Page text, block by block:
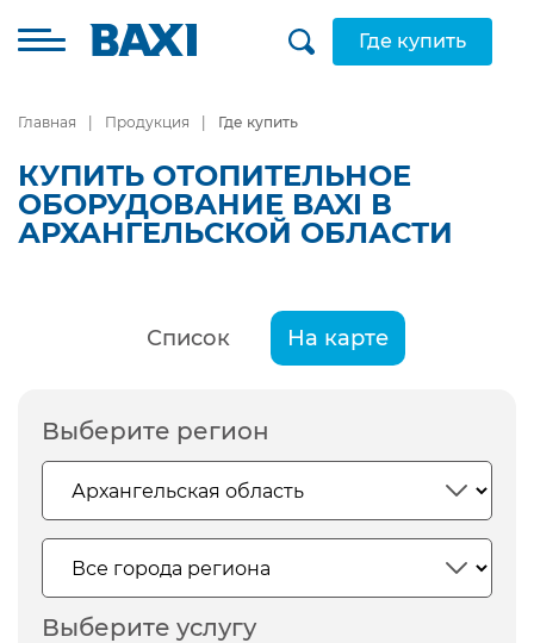
Где купить
Главная Продукция Где купить
КУПИТЬ ОТОПИТЕЛЬНОЕ
ОБОРУДОВАНИЕ BAXI В
АРХАНГЕЛЬСКОЙ ОБЛАСТИ
Список На карте
Выберите регион
Выберите услугу